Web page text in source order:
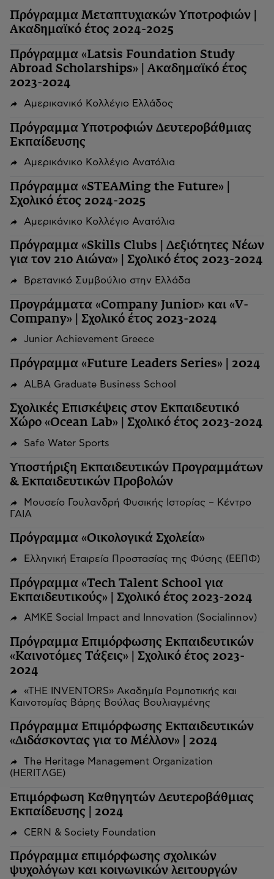
Πρόγραμμα Μεταπτυχιακών Υποτροφιών |
Ακαδημαϊκό έτος 2024-2025
Πρόγραμμα «Latsis Foundation Study
Abroad Scholarships» | Ακαδημαϊκό έτος
2023-2024
Αμερικανικό Κολλέγιο Ελλάδος
Πρόγραμμα Υποτροφιών Δευτεροβάθμιας
Εκπαίδευσης
Αμερικάνικο Κολλέγιο Ανατόλια
Πρόγραμμα «STEAMing the Future» |
Σχολικό έτος 2024-2025
Αμερικάνικο Κολλέγιο Ανατόλια
Πρόγραμμα «Skills Clubs | Δεξιότητες Νέων
για τον 21ο Αιώνα» | Σχολικό έτος 2023-2024
Βρετανικό Συμβούλιο στην Ελλάδα
Προγράμματα «Company Junior» και «V-
Company» | Σχολικό έτος 2023-2024
Junior Achievement Greece
Πρόγραμμα «Future Leaders Series» | 2024
ALBA Graduate Business School
Σχολικές Επισκέψεις στον Εκπαιδευτικό
Χώρο «Ocean Lab» | Σχολικό έτος 2023-2024
Safe Water Sports
Υποστήριξη Εκπαιδευτικών Προγραμμάτων
& Εκπαιδευτικών Προβολών
Μουσείο Γουλανδρή Φυσικής Ιστορίας – Κέντρο
ΓΑΙΑ
Πρόγραμμα «Οικολογικά Σχολεία»
Ελληνική Εταιρεία Προστασίας της Φύσης (ΕΕΠΦ)
Πρόγραμμα «Tech Talent School για
Εκπαιδευτικούς» | Σχολικό έτος 2023-2024
ΑΜΚΕ Social Impact and Innovation (Socialinnov)
Πρόγραμμα Επιμόρφωσης Εκπαιδευτικών
«Καινοτόμες Τάξεις» | Σχολικό έτος 2023-
2024
«THE INVENTORS» Ακαδημία Ρομποτικής και
Καινοτομίας Βάρης Βούλας Βουλιαγμένης
Πρόγραμμα Επιμόρφωσης Εκπαιδευτικών
«Διδάσκοντας για το Μέλλον» | 2024
The Heritage Management Organization
(HERITΛGΕ)
Επιμόρφωση Καθηγητών Δευτεροβάθμιας
Εκπαίδευσης | 2024
CERN & Society Foundation
Πρόγραμμα επιμόρφωσης σχολικών
ψυχολόγων και κοινωνικών λειτουργών